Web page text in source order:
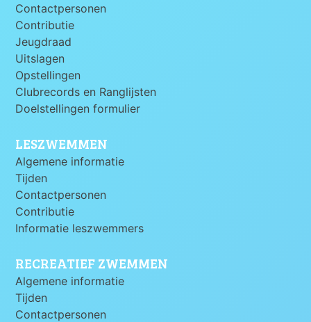
Contactpersonen
Contributie
Jeugdraad
Uitslagen
Opstellingen
Clubrecords en Ranglijsten
Doelstellingen formulier
LESZWEMMEN
Algemene informatie
Tijden
Contactpersonen
Contributie
Informatie leszwemmers
RECREATIEF ZWEMMEN
Algemene informatie
Tijden
Contactpersonen